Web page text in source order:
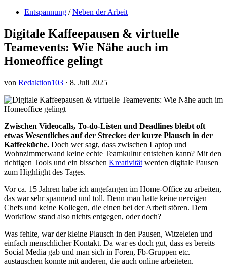
Entspannung / Neben der Arbeit
Digitale Kaffeepausen & virtuelle
Teamevents: Wie Nähe auch im
Homeoffice gelingt
von Redaktion103 · 8. Juli 2025
Zwischen Videocalls, To-do-Listen und Deadlines bleibt oft
etwas Wesentliches auf der Strecke: der kurze Plausch in der
Kaffeeküche. Doch wer sagt, dass zwischen Laptop und
Wohnzimmerwand keine echte Teamkultur entstehen kann? Mit den
richtigen Tools und ein bisschen Kreativität werden digitale Pausen
zum Highlight des Tages.
Vor ca. 15 Jahren habe ich angefangen im Home-Office zu arbeiten,
das war sehr spannend und toll. Denn man hatte keine nervigen
Chefs und keine Kollegen, die einen bei der Arbeit stören. Dem
Workflow stand also nichts entgegen, oder doch?
Was fehlte, war der kleine Plausch in den Pausen, Witzeleien und
einfach menschlicher Kontakt. Da war es doch gut, dass es bereits
Social Media gab und man sich in Foren, Fb-Gruppen etc.
austauschen konnte mit anderen, die auch online arbeiteten.